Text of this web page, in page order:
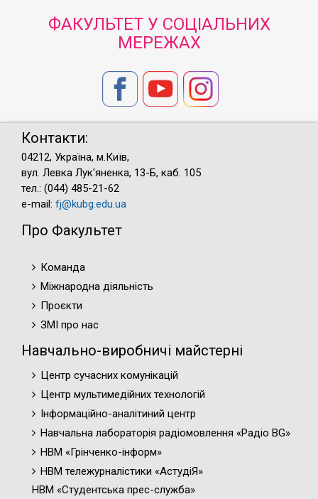
ФАКУЛЬТЕТ У СОЦІАЛЬНИХ
МЕРЕЖАХ
Контакти:
04212, Україна, м.Київ,
вул. Левка Лук'яненка, 13-Б, каб. 105
тел.: (044) 485-21-62
e-mail: fj@kubg.edu.ua
Про Факультет
Команда
Міжнародна діяльність
Проєкти
ЗМІ про нас
Навчально-виробничі майстерні
Центр сучасних комунікацій
Центр мультимедійних технологій
Інформаційно-аналітиний центр
Навчальна лабораторія радіомовлення «Радіо BG»
НВМ «Грінченко-інформ»
НВМ тележурналістики «АстудіЯ»
НВМ «Студентська прес-служба»